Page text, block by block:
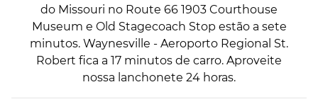
do Missouri no Route 66 1903 Courthouse
Museum e Old Stagecoach Stop estão a sete
minutos. Waynesville - Aeroporto Regional St.
Robert fica a 17 minutos de carro. Aproveite
nossa lanchonete 24 horas.